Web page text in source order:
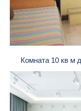
Комната 10 кв м